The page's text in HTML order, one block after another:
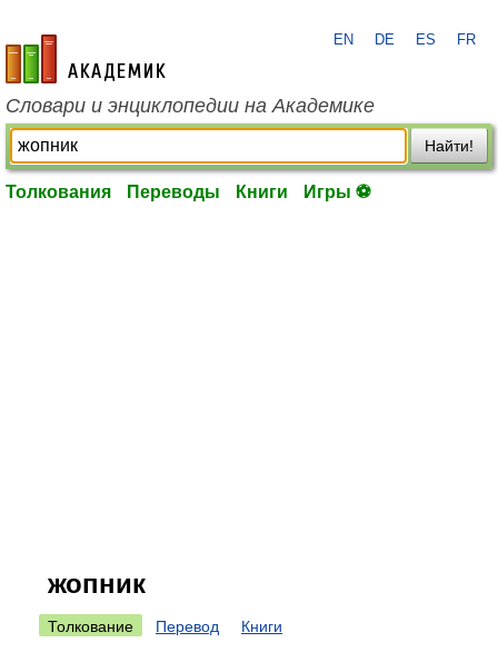
academic.ru
EN DE ES FR
Словари и энциклопедии на Академике
Найти!
Толкования Переводы Книги Игры ⚽
жопник
Толкование Перевод Книги